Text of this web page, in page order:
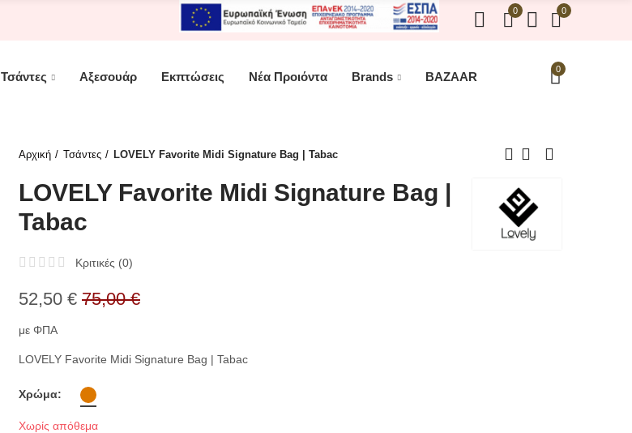
0 0
Τσάντες Αξεσουάρ Εκπτώσεις Νέα Προιόντα Brands BAZAAR
0
Αρχική Τσάντες LOVELY Favorite Midi Signature Bag | Tabac
LOVELY Favorite Midi Signature Bag |
Tabac
Κριτικές (0)
52,50 € 75,00 €
με ΦΠΑ
LOVELY Favorite Midi Signature Bag | Tabac
Χρώμα
Χωρίς απόθεμα